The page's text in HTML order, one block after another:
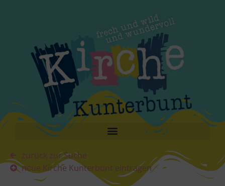
zurück zur Suche
neue Kirche Kunterbunt eintragen